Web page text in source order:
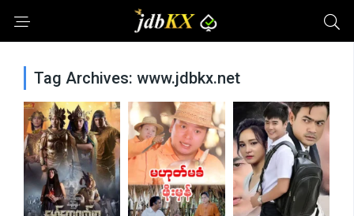
Tag Archives: www.jdbkx.net